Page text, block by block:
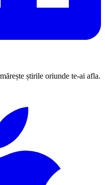
știrile oriunde te-ai afla.